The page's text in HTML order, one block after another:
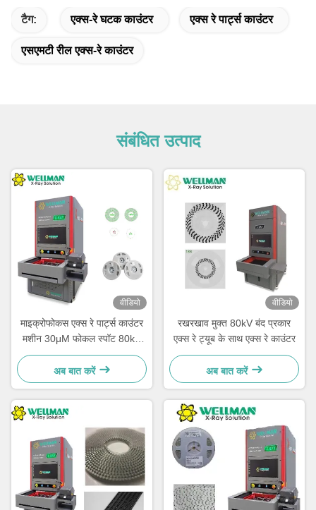
टैग: एक्स-रे घटक काउंटर एक्स रे पार्ट्स काउंटर
एसएमटी रील एक्स-रे काउंटर
संबंधित उत्पाद
वीडियो
माइक्रोफोकस एक्स रे पार्ट्स काउंटर
मशीन 30μM फोकल स्पॉट 80kV
17" FPD
अब बात करें
वीडियो
रखरखाव मुक्त 80kV बंद प्रकार
एक्स रे ट्यूब के साथ एक्स रे काउंटर
अब बात करें